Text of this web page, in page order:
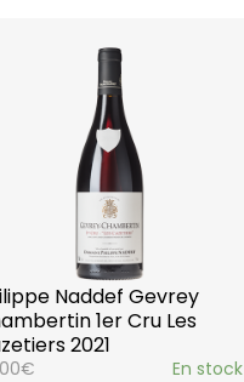
Naddef Gevrey
1er Cru Les
2021
€ En stock